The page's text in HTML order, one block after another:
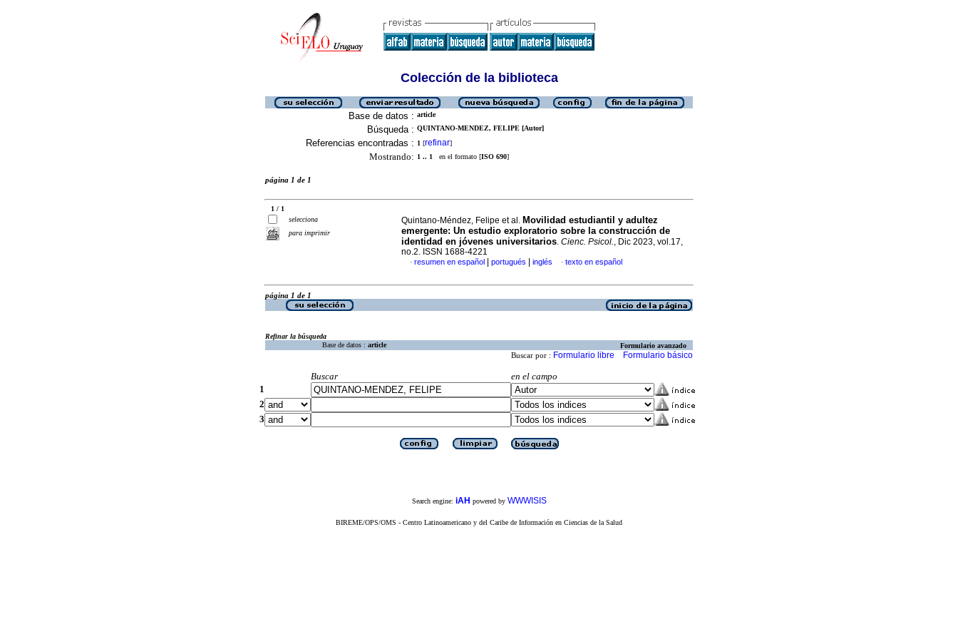
Colección de la biblioteca
Base de datos : article
Búsqueda : QUINTANO-MENDEZ, FELIPE [Autor]
Referencias encontradas : 1 [refinar]
Mostrando: 1 .. 1 en el formato [ISO 690]
página 1 de 1
1 / 1
selecciona
para imprimir
Quintano-Méndez, Felipe et al. Movilidad estudiantil y adultez
emergente: Un estudio exploratorio sobre la construcción de
identidad en jóvenes universitarios. Cienc. Psicol., Dic 2023, vol.17,
no.2. ISSN 1688-4221
· resumen en español portugués inglés · texto en español
página 1 de 1
Refinar la búsqueda
Base de datos : article Formulario avanzado
Buscar por : Formulario libre Formulario básico
Buscar
en el campo
1
2
3
Search engine: iAH powered by WWWISIS
BIREME/OPS/OMS - Centro Latinoamericano y del Caribe de Información en Ciencias de la Salud